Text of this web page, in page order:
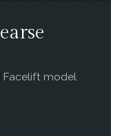
Facelift model